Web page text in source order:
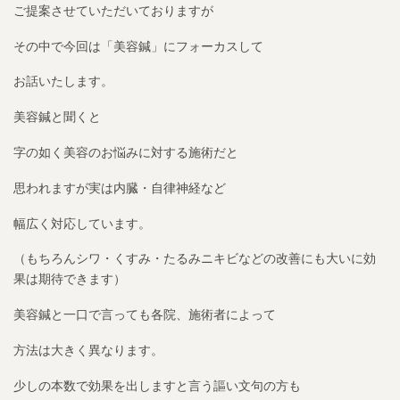
ご提案させていただいておりますが
その中で今回は「美容鍼」にフォーカスして
お話いたします。
美容鍼と聞くと
字の如く美容のお悩みに対する施術だと
思われますが実は内臓・自律神経など
幅広く対応しています。
（もちろんシワ・くすみ・たるみニキビなどの改善にも大いに効
果は期待できます）
美容鍼と一口で言っても各院、施術者によって
方法は大きく異なります。
少しの本数で効果を出しますと言う謳い文句の方も